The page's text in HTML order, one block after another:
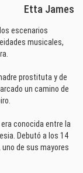
Etta James
escenarios
musicales,
prostituta y de
un camino de
conocida entre la
Debutó a los 14
uno de sus mayores